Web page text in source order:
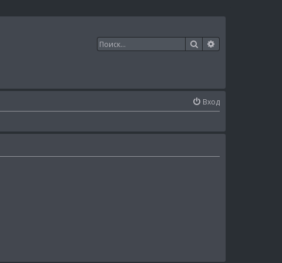
Поиск
Вход